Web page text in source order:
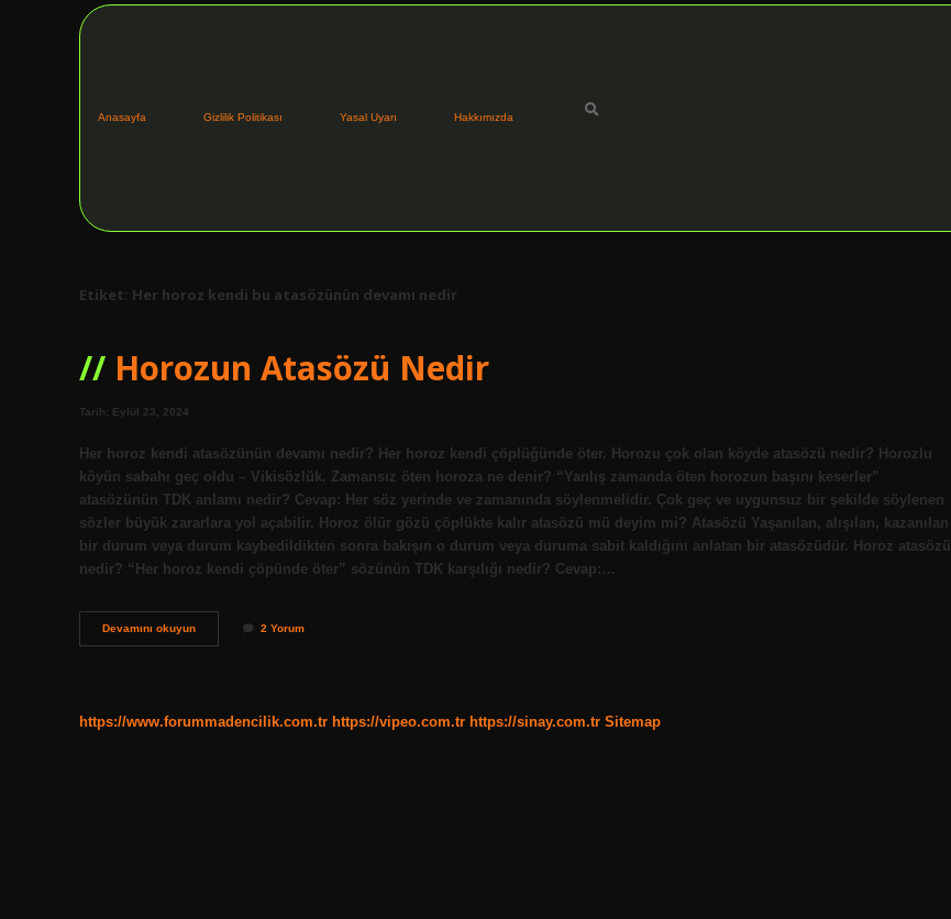
Anasayfa Gizlilik Politikası Yasal Uyarı Hakkımızda
Etiket: Her horoz kendi bu atasözünün devamı nedir
Horozun Atasözü Nedir
Tarih: Eylül 23, 2024
Her horoz kendi atasözünün devamı nedir? Her horoz kendi çöplüğünde öter. Horozu çok olan köyde atasözü nedir? Horozlu
köyün sabahı geç oldu – Vikisözlük. Zamansız öten horoza ne denir? “Yanlış zamanda öten horozun başını keserler”
atasözünün TDK anlamı nedir? Cevap: Her söz yerinde ve zamanında söylenmelidir. Çok geç ve uygunsuz bir şekilde söylenen
sözler büyük zararlara yol açabilir. Horoz ölür gözü çöplükte kalır atasözü mü deyim mi? Atasözü Yaşanılan, alışılan, kazanılan
bir durum veya durum kaybedildikten sonra bakışın o durum veya duruma sabit kaldığını anlatan bir atasözüdür. Horoz atasözü
nedir? “Her horoz kendi çöpünde öter” sözünün TDK karşılığı nedir? Cevap:…
Devamını okuyunHorozun
Atasözü
2 Yorum
https://www.forummadencilik.com.tr https://vipeo.com.tr https://sinay.com.tr Sitemap